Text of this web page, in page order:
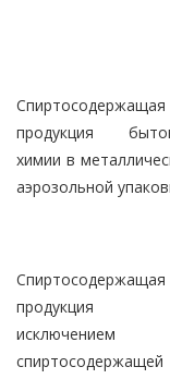
Спиртосодержащая
продукция
химии в
аэрозольной
Спиртосодержащая
продукция
исключением
спиртосодержащей